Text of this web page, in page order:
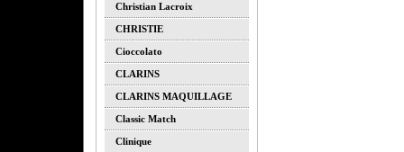
Christian Lacroix
CHRISTIE
Cioccolato
CLARINS
CLARINS MAQUILLAGE
Classic Match
Clinique